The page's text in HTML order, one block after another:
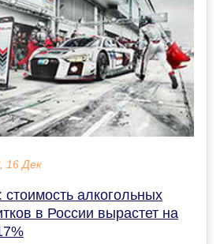
16 Дек
алкогольных
в России вырастет на